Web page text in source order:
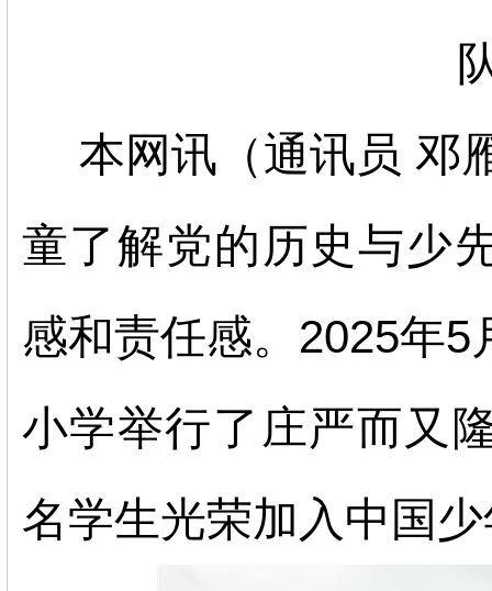
本网讯（通讯员 邓
童了解党的历史与少
感和责任感。2025年5
小学举行了庄严而又
名学生光荣加入中国